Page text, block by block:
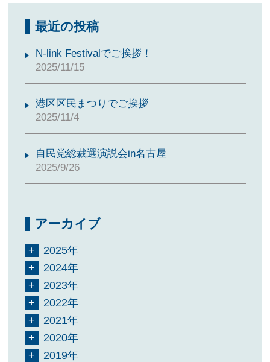
最近の投稿
N-link Festivalでご挨拶！
2025/11/15
港区区民まつりでご挨拶
2025/11/4
自民党総裁選演説会in名古屋
2025/9/26
アーカイブ
2025年
2024年
2023年
2022年
2021年
2020年
2019年